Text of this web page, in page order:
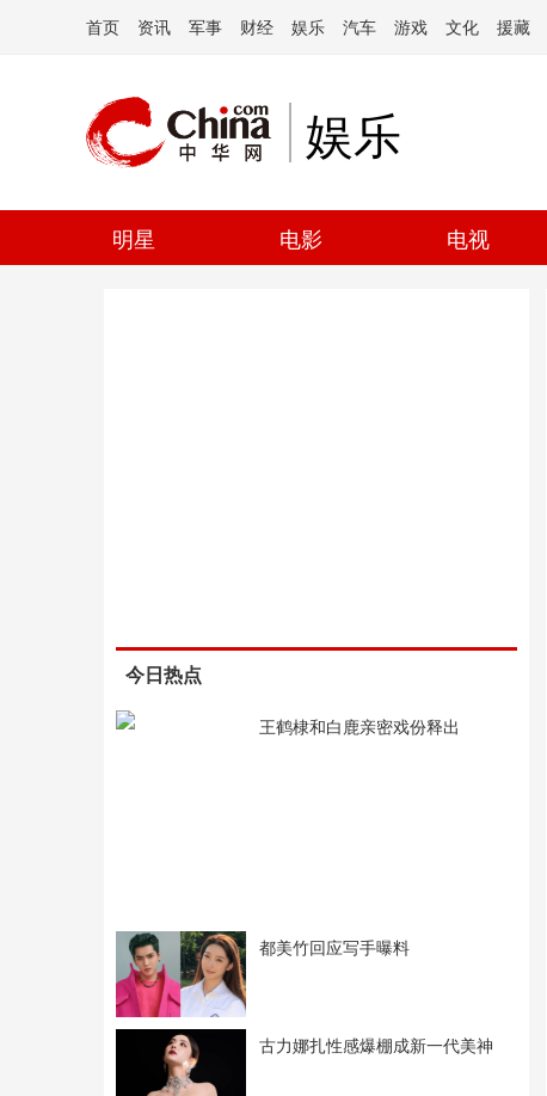
首页 资讯 军事 财经 娱乐 汽车 游戏 文化 援藏
娱乐
明星 电影 电视
今日热点
王鹤棣和白鹿亲密戏份释出
都美竹回应写手曝料
古力娜扎性感爆棚成新一代美神